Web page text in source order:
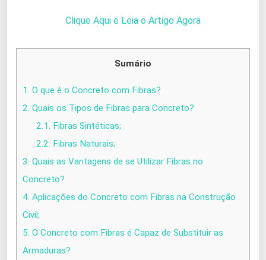
Clique Aqui e Leia o Artigo Agora
Sumário
1. O que é o Concreto com Fibras?
2. Quais os Tipos de Fibras para Concreto?
2.1. Fibras Sintéticas;
2.2. Fibras Naturais;
3. Quais as Vantagens de se Utilizar Fibras no
Concreto?
4. Aplicações do Concreto com Fibras na Construção
Civil;
5. O Concreto com Fibras é Capaz de Substituir as
Armaduras?